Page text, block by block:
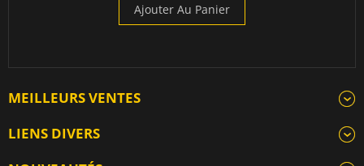
Ajouter Au Panier
MEILLEURS VENTES
LIENS DIVERS